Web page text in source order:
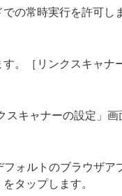
での常時実行を許可
。［リンクスキャナ
スキャナーの設定」
フォルトのブラウザ
タップします。